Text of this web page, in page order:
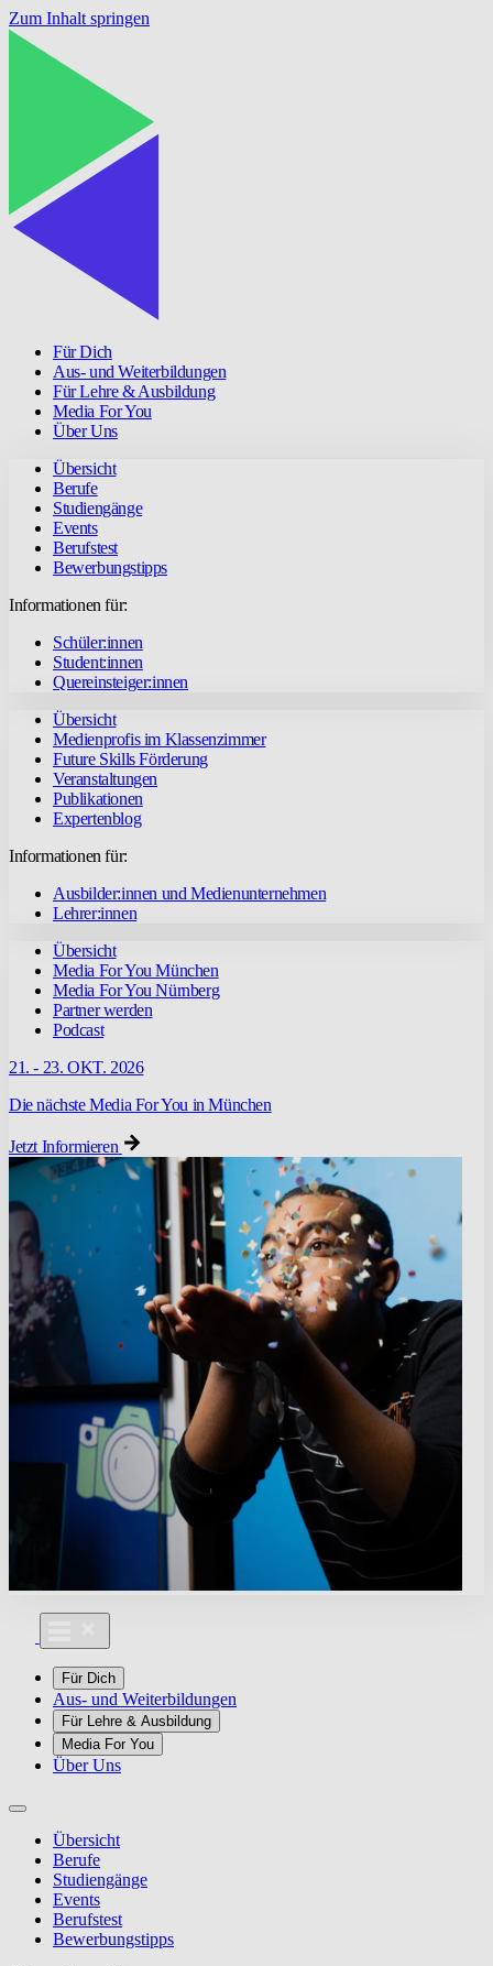
Zum Inhalt springen
Für Dich
Aus- und Weiterbildungen
Für Lehre & Ausbildung
Media For You
Über Uns
Übersicht
Berufe
Studiengänge
Events
Berufstest
Bewerbungstipps
Informationen für:
Schüler:innen
Student:innen
Quereinsteiger:innen
Übersicht
Medienprofis im Klassenzimmer
Future Skills Förderung
Veranstaltungen
Publikationen
Expertenblog
Informationen für:
Ausbilder:innen und Medienunternehmen
Lehrer:innen
Übersicht
Media For You München
Media For You Nürnberg
Partner werden
Podcast
21. - 23. OKT. 2026
Die nächste Media For You in München
Jetzt Informieren
Für Dich
Aus- und Weiterbildungen
Für Lehre & Ausbildung
Media For You
Über Uns
Übersicht
Berufe
Studiengänge
Events
Berufstest
Bewerbungstipps